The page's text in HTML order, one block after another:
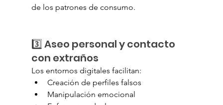
de los patrones de consumo.
3️⃣ Aseo personal y contacto
con extraños
Los entornos digitales facilitan:
Creación de perfiles falsos
Manipulación emocional